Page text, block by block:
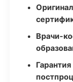
Врачи-